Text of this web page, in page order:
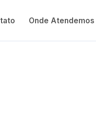
Onde Atendemos